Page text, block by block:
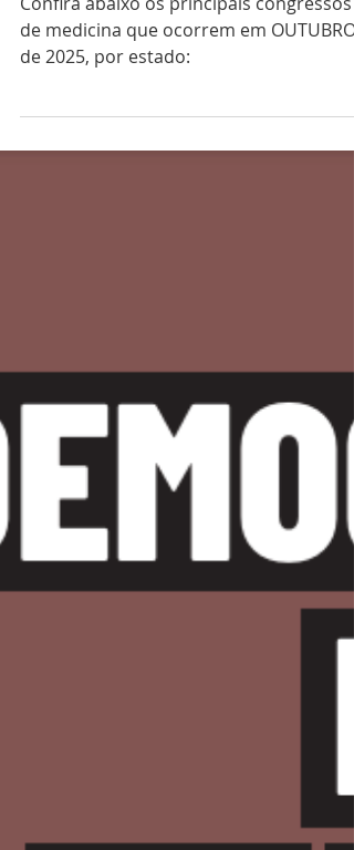
outubro de 2025
Confira abaixo os principais congressos
de 2025, por estado: